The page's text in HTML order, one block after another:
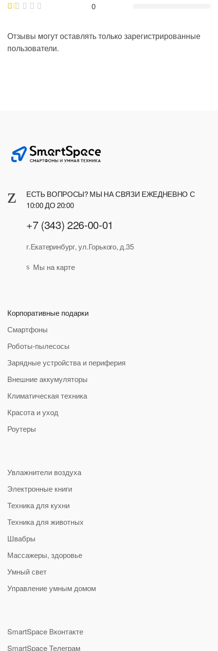
0
Отзывы могут оставлять только зарегистрированные
пользователи.
ЕСТЬ ВОПРОСЫ? МЫ НА СВЯЗИ ЕЖЕДНЕВНО С
10:00 ДО 20:00
+7 (343) 226-00-01
г.Екатеринбург, ул.Горького, д.35
Мы на карте
Корпоративные подарки
Смартфоны
Роботы-пылесосы
Зарядные устройства и периферия
Внешние аккумуляторы
Климатическая техника
Красота и уход
Роутеры
Увлажнители воздуха
Электронные книги
Техника для кухни
Техника для животных
Швабры
Массажеры, здоровье
Умный свет
Управление умным домом
SmartSpace Вконтакте
SmartSpace Телеграм